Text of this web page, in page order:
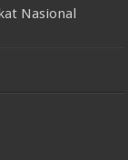
Nasional